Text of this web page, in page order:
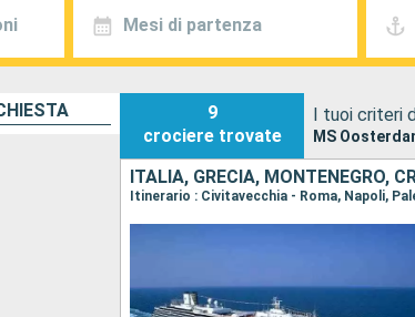
Mesi di partenza
9
crociere trovate
I tuoi criteri
MS
ITALIA, GRECIA, MONTENEGRO,
Itinerario : Civitavecchia - Roma, Napoli,